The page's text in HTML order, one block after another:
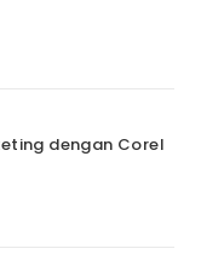
dengan Corel